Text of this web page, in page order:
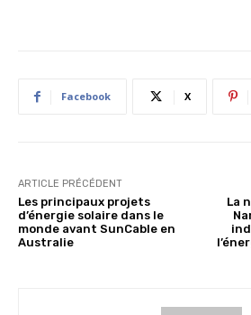
Facebook X
ARTICLE PRÉCÉDENT
Les principaux projets
d’énergie solaire dans le
monde avant SunCable en
Australie
La